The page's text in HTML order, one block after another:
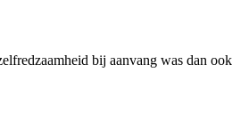
bij aanvang was dan ook